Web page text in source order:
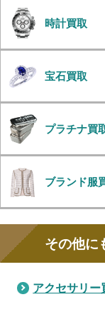
時計買取
宝石買取
プラチナ買
ブランド服
その他に
アクセサリー